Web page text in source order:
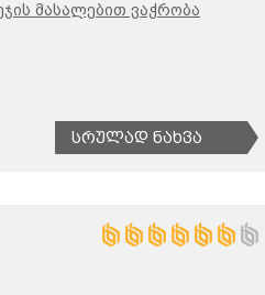
მასალებით ვაჭრობა
Სრულად Ნახვა